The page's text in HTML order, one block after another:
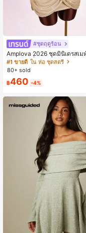
#ชุดฤดูร้อน
Amplova 2026 ชุดมินิเดรสเม
ว้หน้าเว้าต่ำ เหมาะสำหรับออก
ปาร์ตี้
#1 ขายดี ใน ห่อ ชุดสตรี
80+ sold
฿460 -4%